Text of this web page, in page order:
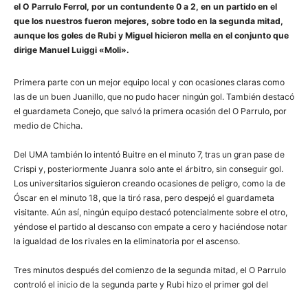
el O Parrulo Ferrol, por un contundente 0 a 2, en un partido en el
que los nuestros fueron mejores, sobre todo en la segunda mitad,
aunque los goles de Rubi y Miguel hicieron mella en el conjunto que
dirige Manuel Luiggi «Moli».
Primera parte con un mejor equipo local y con ocasiones claras como
las de un buen Juanillo, que no pudo hacer ningún gol. También destacó
el guardameta Conejo, que salvó la primera ocasión del O Parrulo, por
medio de Chicha.
Del UMA también lo intentó Buitre en el minuto 7, tras un gran pase de
Crispi y, posteriormente Juanra solo ante el árbitro, sin conseguir gol.
Los universitarios siguieron creando ocasiones de peligro, como la de
Óscar en el minuto 18, que la tiró rasa, pero despejó el guardameta
visitante. Aún así, ningún equipo destacó potencialmente sobre el otro,
yéndose el partido al descanso con empate a cero y haciéndose notar
la igualdad de los rivales en la eliminatoria por el ascenso.
Tres minutos después del comienzo de la segunda mitad, el O Parrulo
controló el inicio de la segunda parte y Rubi hizo el primer gol del